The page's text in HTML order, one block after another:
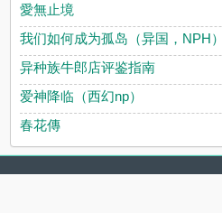
愛無止境
我们如何成为孤岛（异国，NPH）
异种族牛郎店评鉴指南
爱神降临（西幻np）
春花傳